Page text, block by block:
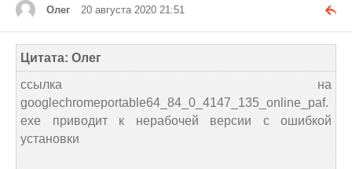
Олег 20 августа 2020 21:51
Цитата: Олег
ссылка на
googlechromeportable64_84_0_4147_135_online_paf.
exe приводит к нерабочей версии с ошибкой
установки